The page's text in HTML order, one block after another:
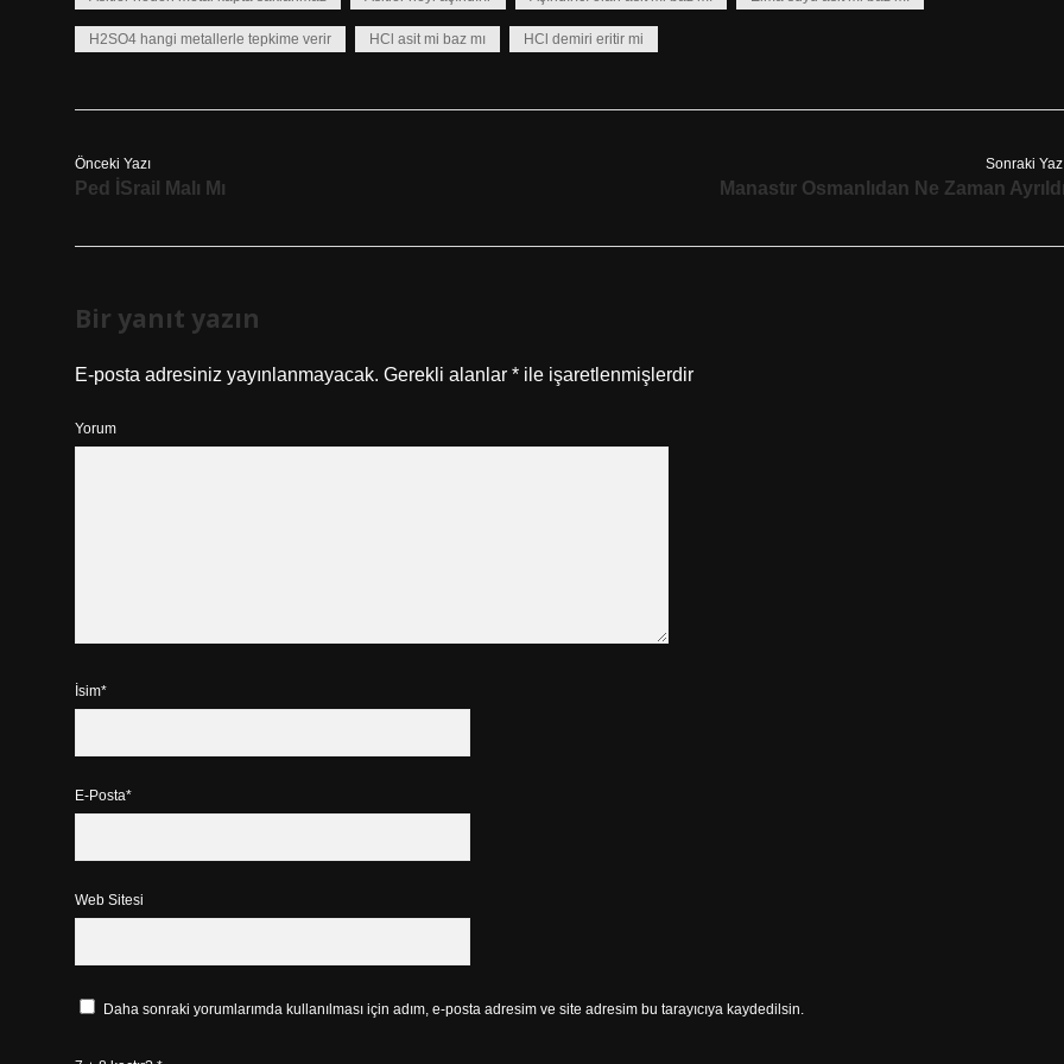
H2SO4 hangi metallerle tepkime verir HCl asit mi baz mı HCl demiri eritir mi
Önceki Yazı
Ped İSrail Malı Mı
Sonraki
Manastır Osmanlıdan Ne Zaman
Bir yanıt yazın
E-posta adresiniz yayınlanmayacak. Gerekli alanlar * ile işaretlenmişlerdir
Yorum
İsim*
E-Posta*
Web Sitesi
Daha sonraki yorumlarımda kullanılması için adım, e-posta adresim ve site adresim bu tarayıcıya kaydedilsin.